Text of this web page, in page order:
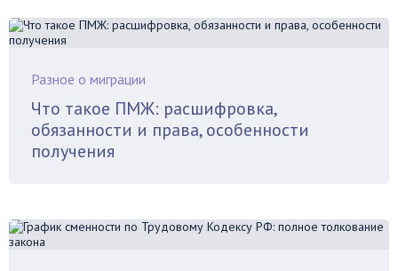
Разное о миграции
Что такое ПМЖ: расшифровка,
обязанности и права, особенности
получения